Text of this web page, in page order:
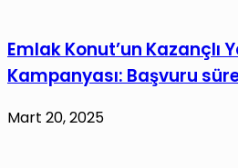
Emlak Konut’un Kazançlı
Kampanyası: Başvuru
Mart 20, 2025